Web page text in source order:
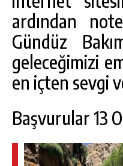
ardından
Gündüz
geleceğimizi
en içten sevgi
Başvurular 13